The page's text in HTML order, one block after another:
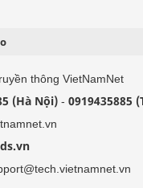
thông VietNamNet
(Hà Nội) - 0919435885